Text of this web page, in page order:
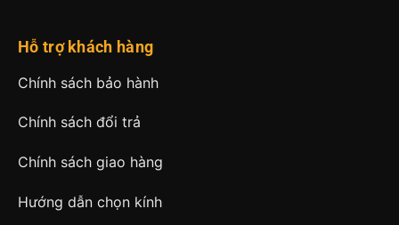
Hỗ trợ khách hàng
Chính sách bảo hành
Chính sách đổi trả
Chính sách giao hàng
Hướng dẫn chọn kính